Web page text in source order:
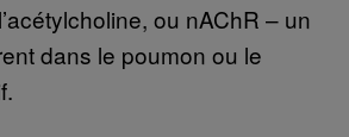
ou nAChR – un
dans le poumon ou le